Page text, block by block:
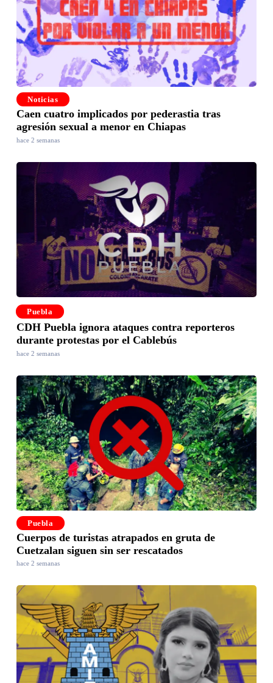
Noticias
Caen cuatro implicados por pederastia tras
agresión sexual a menor en Chiapas
hace 2 semanas
Puebla
CDH Puebla ignora ataques contra reporteros
durante protestas por el Cablebús
hace 2 semanas
Puebla
Cuerpos de turistas atrapados en gruta de
Cuetzalan siguen sin ser rescatados
hace 2 semanas